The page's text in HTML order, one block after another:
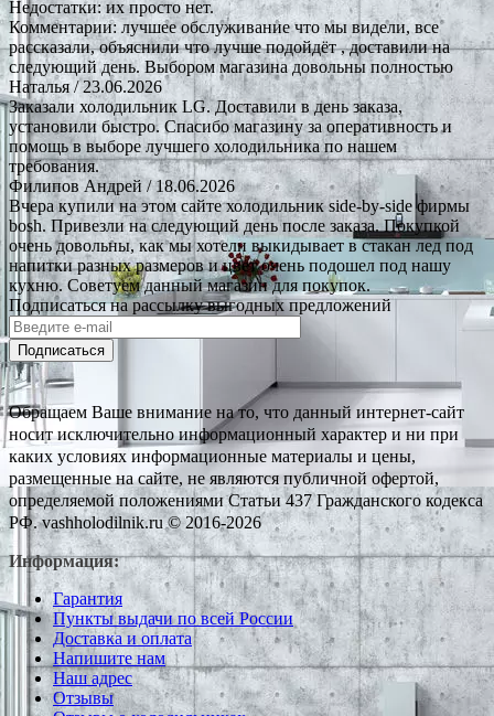
Недостатки: их просто нет.
Комментарии: лучшее обслуживание что мы видели, все
рассказали, объяснили что лучше подойдёт , доставили на
следующий день. Выбором магазина довольны полностью
Наталья/ 23.06.2026
Заказали холодильник LG. Доставили в день заказа,
установили быстро. Спасибо магазину за оперативность и
помощь в выборе лучшего холодильника по нашем
требования.
Филипов Андрей/ 18.06.2026
Вчера купили на этом сайте холодильник side-by-side фирмы
bosh. Привезли на следующий день после заказа. Покупкой
очень довольны, как мы хотели выкидывает в стакан лед под
напитки разных размеров и цвет очень подошел под нашу
кухню. Советуем данный магазин для покупок.
Подписаться на рассылку выгодных предложений
Подписаться
Обращаем Ваше внимание на то, что данный интернет-сайт
носит исключительно информационный характер и ни при
каких условиях информационные материалы и цены,
размещенные на сайте, не являются публичной офертой,
определяемой положениями Статьи 437 Гражданского кодекса
РФ. vashholodilnik.ru © 2016-2026
Информация:
Гарантия
Пункты выдачи по всей России
Доставка и оплата
Напишите нам
Наш адрес
Отзывы